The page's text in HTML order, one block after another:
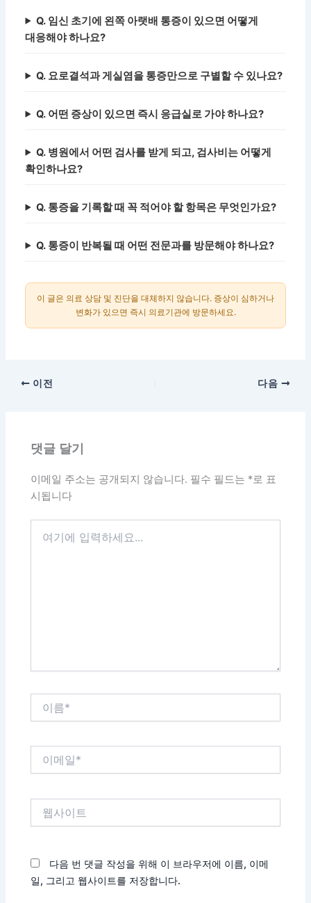
Q. 임신 초기에 왼쪽 아랫배 통증이 있으면 어떻게
대응해야 하나요?
Q. 요로결석과 게실염을 통증만으로 구별할 수 있나요?
Q. 어떤 증상이 있으면 즉시 응급실로 가야 하나요?
Q. 병원에서 어떤 검사를 받게 되고, 검사비는 어떻게
확인하나요?
Q. 통증을 기록할 때 꼭 적어야 할 항목은 무엇인가요?
Q. 통증이 반복될 때 어떤 전문과를 방문해야 하나요?
이 글은 의료 상담 및 진단을 대체하지 않습니다. 증상이 심하거나
변화가 있으면 즉시 의료기관에 방문하세요.
이전 다음
댓글 달기
이메일 주소는 공개되지 않습니다. 필수 필드는 *로 표
시됩니다
다음 번 댓글 작성을 위해 이 브라우저에 이름, 이메
일, 그리고 웹사이트를 저장합니다.